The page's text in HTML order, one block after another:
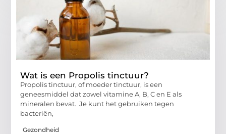
Wat is een Propolis tinctuur?
Propolis tinctuur, of moeder tinctuur, is een
geneesmiddel dat zowel vitamine A, B, C en E als
mineralen bevat. Je kunt het gebruiken tegen
bacteriën,
Gezondheid